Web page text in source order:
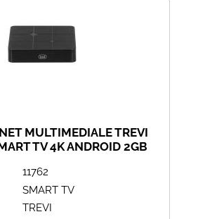
MULTIMEDIALE TREVI
TV 4K ANDROID 2GB
BLUETOOTH
11762
SMART TV
TREVI